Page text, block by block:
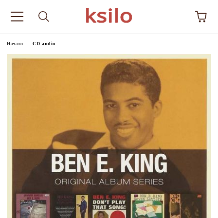
Начало CD audio